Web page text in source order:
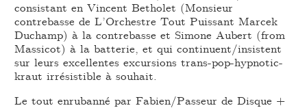
consistant en Vincent Betholet (Monsieur
contrebasse de L’Orchestre Tout Puissant Marcek
Duchamp) à la contrebasse et Simone Aubert (from
Massicot) à la batterie, et qui continuent/insistent
sur leurs excellentes excursions trans-pop-hypnotic-
kraut irrésistible à souhait.
Le tout enrubanné par Fabien/Passeur de Disque +